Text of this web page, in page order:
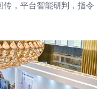
，平台智能研判，指令